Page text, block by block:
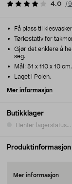
4.0 (
Butikklager
Henter lagerstatus...
Få plass til
Tørkestativ for
Gjør det enklere å
seg.
Mål: 51 x 110 x 10 cm.
Laget i Polen.
Mer informasjon
Produktinformasjon
Mer informasjon